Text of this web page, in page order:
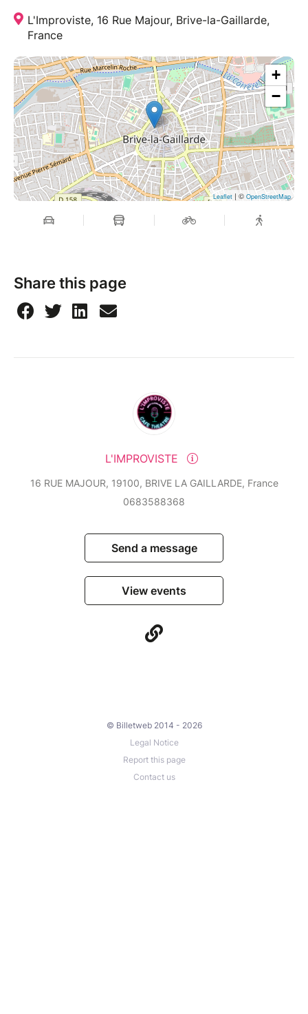
L'Improviste, 16 Rue Majour, Brive-la-Gaillarde,
France
+
−
Leaflet | © OpenStreetMap
Share this page
L'IMPROVISTE
16 RUE MAJOUR, 19100, BRIVE LA GAILLARDE, France
0683588368
Send a message
View events
© Billetweb 2014 - 2026
Legal Notice
Report this page
Contact us